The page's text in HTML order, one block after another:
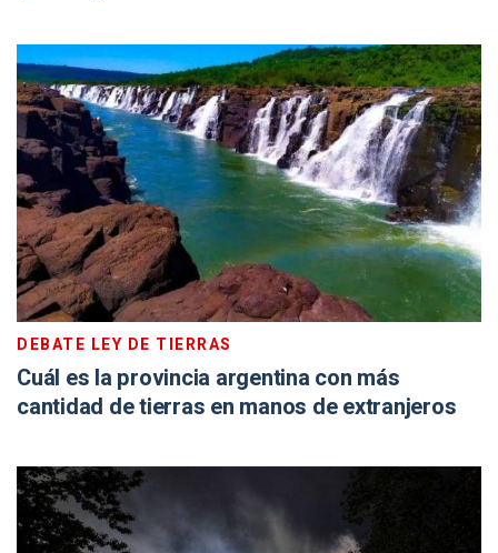
DEBATE LEY DE TIERRAS
Cuál es la provincia argentina con más
cantidad de tierras en manos de extranjeros